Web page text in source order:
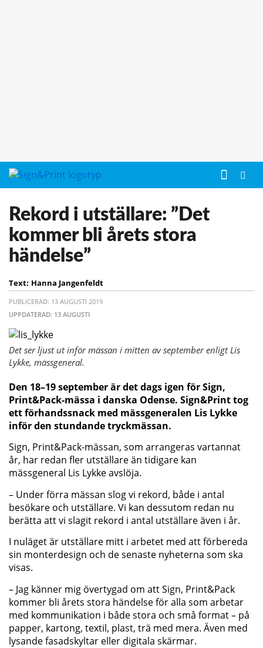
Rekord i utställare: ”Det
kommer bli årets stora
händelse”
Text: Hanna Jangenfeldt
PUBLICERAD: 13 AUGUSTI 2019
UPPDATERAD: 13 AUGUSTI
Det ser ljust ut inför mässan i mitten av september enligt Lis
Lykke, mässgeneral.
Den 18–19 september är det dags igen för Sign,
Print&Pack-mässa i danska Odense. Sign&Print tog
ett förhandssnack med mässgeneralen Lis Lykke
inför den stundande tryckmässan.
Sign, Print&Pack-mässan, som arrangeras vartannat
år, har redan fler utställare än tidigare kan
mässgeneral Lis Lykke avslöja.
– Under förra mässan slog vi rekord, både i antal
besökare och utställare. Vi kan dessutom redan nu
berätta att vi slagit rekord i antal utställare även i år.
I nuläget är utställare mitt i arbetet med att förbereda
sin monterdesign och de senaste nyheterna som ska
visas.
– Jag känner mig övertygad om att Sign, Print&Pack
kommer bli årets stora händelse för alla som arbetar
med kommunikation i både stora och små format – på
papper, kartong, textil, plast, trä med mera. Även med
lysande fasadskyltar eller digitala skärmar.